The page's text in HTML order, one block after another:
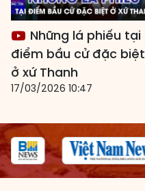
Những lá phiếu tại
điểm bầu cử đặc biệt
ở xứ Thanh
17/03/2026 10:47